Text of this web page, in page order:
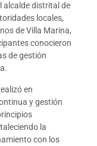
alcalde distrital de
locales,
de Villa Marina,
conocieron
de gestión
en
y gestión
la
con los